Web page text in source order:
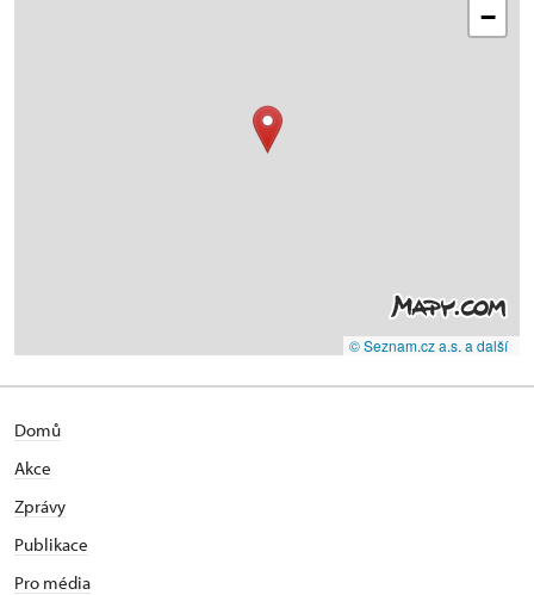
−
© Seznam.cz a.s. a další
Domů
Akce
Zprávy
Publikace
Pro média